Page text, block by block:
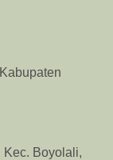
Kec. Boyolali,